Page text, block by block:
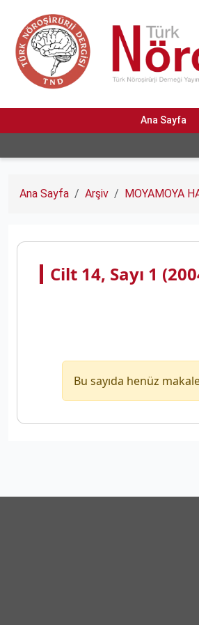
Ana Sayfa
Ana Sayfa Arşiv MOYAMOYA
Cilt 14, Sayı 1
Bu sayıda henüz